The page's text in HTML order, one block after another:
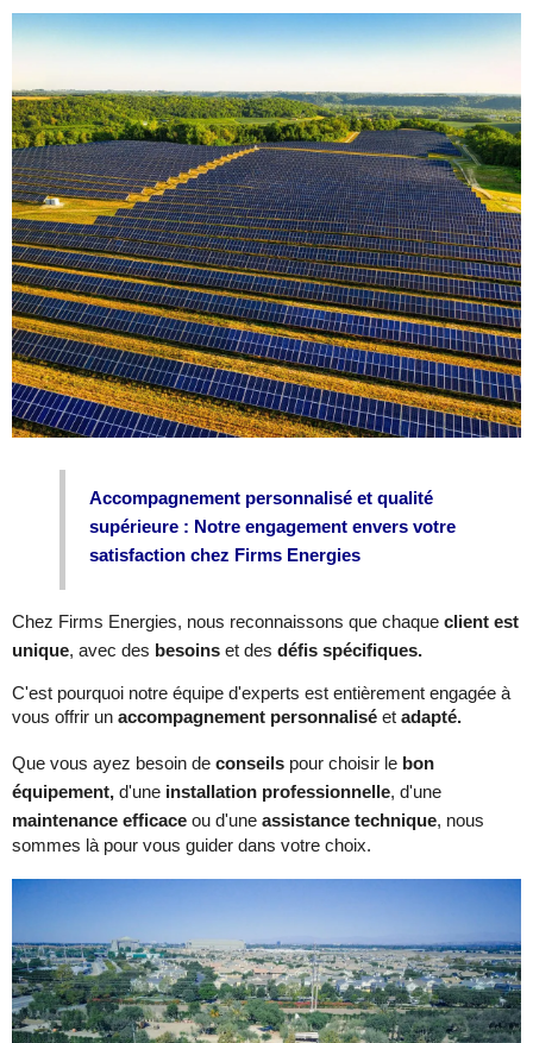
Accompagnement personnalisé et qualité
supérieure : Notre engagement envers votre
satisfaction chez Firms Energies
Chez Firms Energies, nous reconnaissons que chaque client est
unique, avec des besoins et des défis spécifiques.
C'est pourquoi notre équipe d'experts est entièrement engagée à
vous offrir un accompagnement personnalisé et adapté.
Que vous ayez besoin de conseils pour choisir le bon
équipement, d'une installation professionnelle, d'une
maintenance efficace ou d'une assistance technique, nous
sommes là pour vous guider dans votre choix.